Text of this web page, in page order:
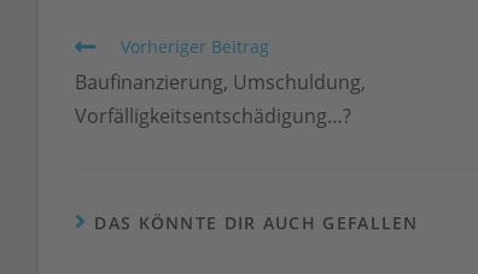
Weitere
Artikel
ansehen
Vorheriger Beitrag
Baufinanzierung, Umschuldung,
Vorfälligkeitsentschädigung…?
DAS KÖNNTE DIR AUCH GEFALLEN